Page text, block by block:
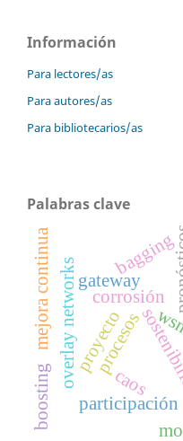
Información
Para lectores/as
Para autores/as
Para bibliotecarios/as
Palabras clave
corrosión
gateway
overlay networks
mejora continua procesos
participación
boosting
bagging
caos
proyecto